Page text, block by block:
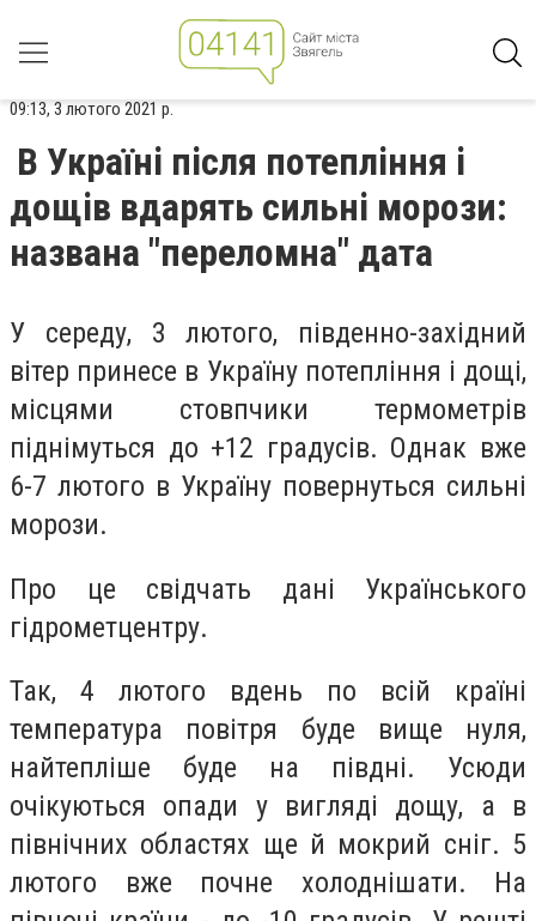
09:13, 3 лютого 2021 р.
В Україні після потепління і
дощів вдарять сильні морози:
названа "переломна" дата
У середу, 3 лютого, південно-західний
вітер принесе в Україну потепління і дощі,
місцями стовпчики термометрів
піднімуться до +12 градусів. Однак вже
6-7 лютого в Україну повернуться сильні
морози.
Про це свідчать дані Українського
гідрометцентру.
Так, 4 лютого вдень по всій країні
температура повітря буде вище нуля,
найтепліше буде на півдні. Усюди
очікуються опади у вигляді дощу, а в
північних областях ще й мокрий сніг. 5
лютого вже почне холоднішати. На